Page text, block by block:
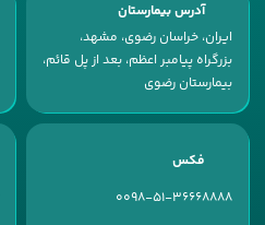
آدرس بیمارستان
ایران، خراسان رضوی، مشهد،
بزرگراه پیامبر اعظم، بعد از پل قائم،
بیمارستان رضوی
فکس
0098-51-36668888